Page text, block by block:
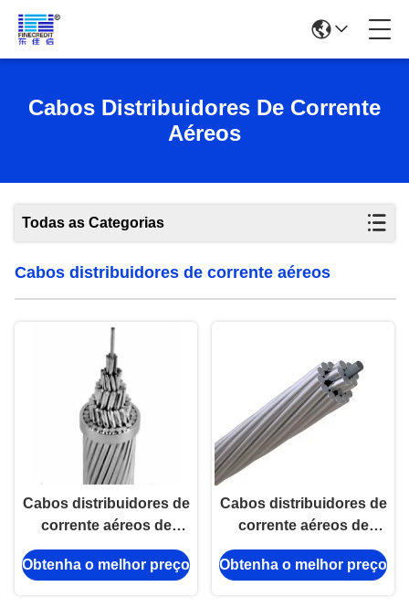
Cabos Distribuidores De Corrente
Aéreos
Todas as Categorias
Cabos distribuidores de corrente aéreos
Cabos distribuidores de
corrente aéreos de
AAAC, cabo 6201 6101
empacotado aéreo de
Obtenha o melhor preço
Cabos distribuidores de
corrente aéreos de
ASTM B399, fio de Aaac
da isolação de XLPE
Obtenha o melhor preço